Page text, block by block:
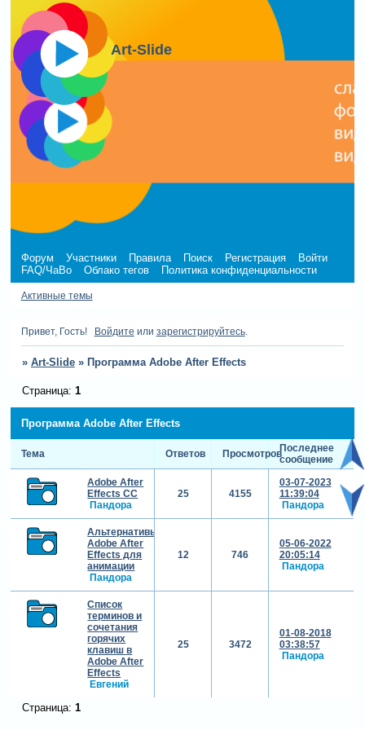
Art-Slide
Форум Участники Правила Поиск Регистрация
Войти
FAQ/ЧаВо
Облако тегов Политика конфиденциальности
Активные темы
Привет, Гость! Войдите или зарегистрируйтесь.
» Art-Slide » Программа Adobe After Effects
Программа Adobe After Effects
Страница: 1
Тема Ответов ПросмотровПоследнее
сообщение
Adobe After
Effects СС
Пандора
25 4155
03-07-2023
11:39:04
Пандора
Альтернативы
Adobe After
Effects для
анимации
Пандора
12 746
05-06-2022
20:05:14
Пандора
Список
терминов и
сочетания
горячих
клавиш в
Adobe After
Effects
Евгений
25 3472
01-08-2018
03:38:57
Пандора
Страница: 1